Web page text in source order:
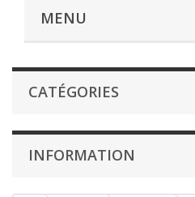
MENU
CATÉGORIES
INFORMATION